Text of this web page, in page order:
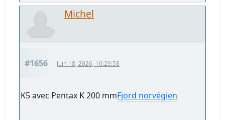
Michel
#1656 Juin 18, 2026, 16:29:58
K5 avec Pentax K 200 mmFjord norvégien